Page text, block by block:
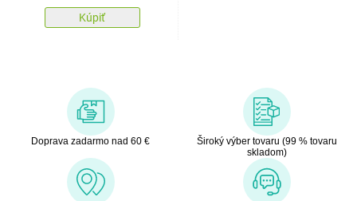
Kúpiť
Doprava zadarmo nad 60 €
Široký výber tovaru (99 % tovaru
skladom)